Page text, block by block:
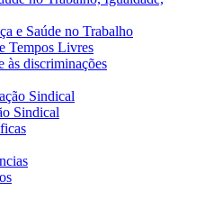
e Saúde no Trabalho
Tempos Livres
às discriminações
Sindical
Sindical